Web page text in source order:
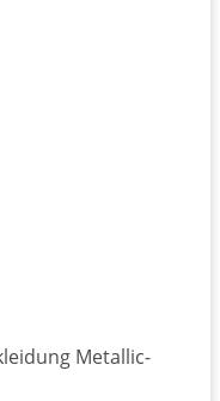
Metallic-